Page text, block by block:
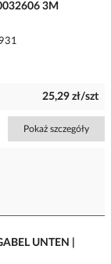
3M
25,29 zł/szt
Pokaż szczegóły
UNTEN |